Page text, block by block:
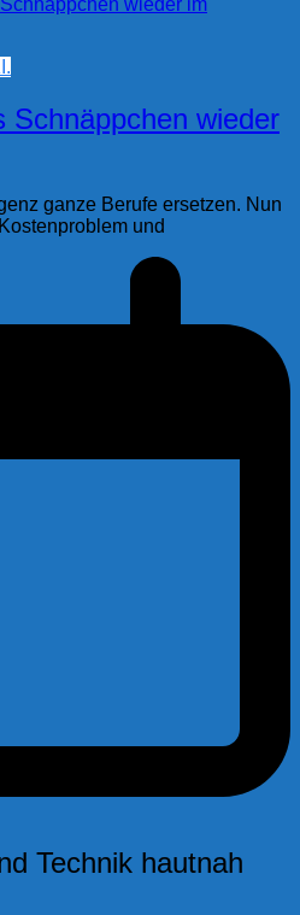
Schnäppchen wieder
ganze Berufe ersetzen. Nun
und
Technik hautnah